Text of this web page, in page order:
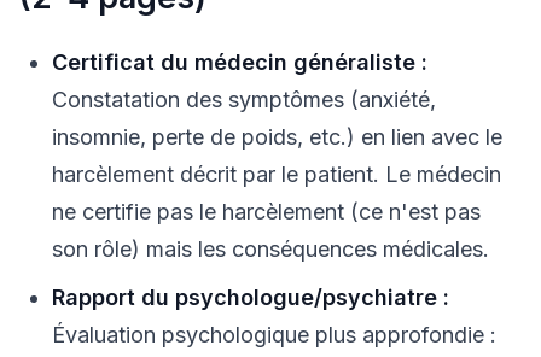
Certificat du médecin généraliste :
Constatation des symptômes (anxiété,
insomnie, perte de poids, etc.) en lien avec le
harcèlement décrit par le patient. Le médecin
ne certifie pas le harcèlement (ce n'est pas
son rôle) mais les conséquences médicales.
Rapport du psychologue/psychiatre :
Évaluation psychologique plus approfondie :